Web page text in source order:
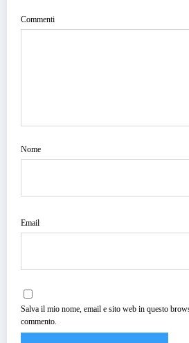
Commenti
Nome
Email
Salva il mio nome, email e sito web in questo
commento.